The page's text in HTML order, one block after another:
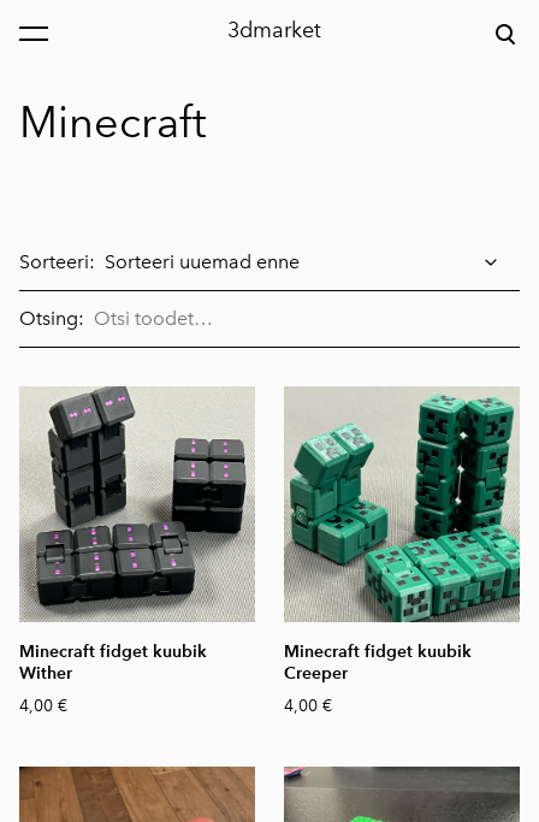
3dmarket
lisati ostukorvi. Vaata ostukorvi
Minecraft
Sorteeri:
Otsing:
Minecraft fidget kuubik
Wither
4,00 €
Minecraft fidget kuubik
Creeper
4,00 €